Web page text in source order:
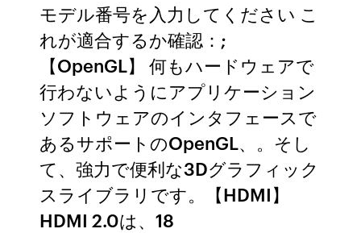
モデル番号を入力してください こ
れが適合するか確認：;
【OpenGL】 何もハードウェアで
行わないようにアプリケーション
ソフトウェアのインタフェースで
あるサポートのOpenGL、。そし
て、強力で便利な3Dグラフィック
スライブラリです。【HDMI】
HDMI 2.0は、18